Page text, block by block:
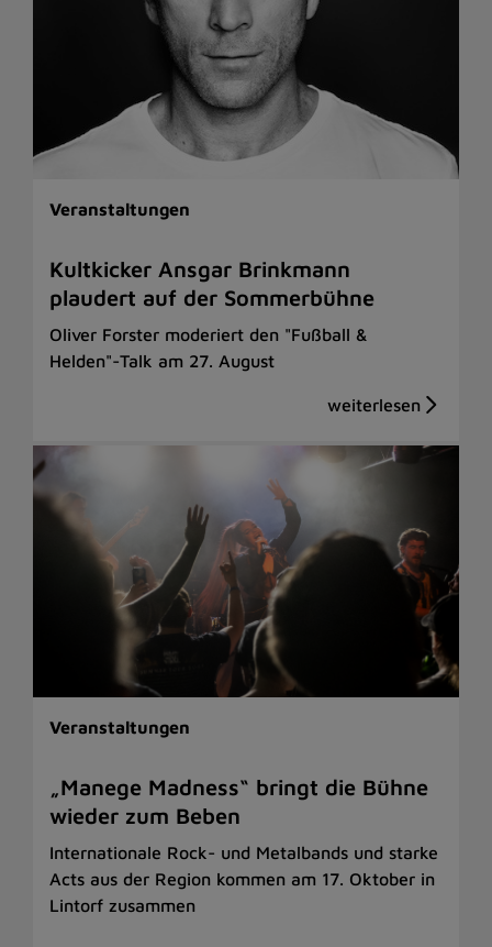
Veranstaltungen
Kultkicker Ansgar Brinkmann
plaudert auf der Sommerbühne
Oliver Forster moderiert den "Fußball &
Helden"-Talk am 27. August
Veranstaltungen
„Manege Madness“ bringt die Bühne
wieder zum Beben
Internationale Rock- und Metalbands und starke
Acts aus der Region kommen am 17. Oktober in
Lintorf zusammen